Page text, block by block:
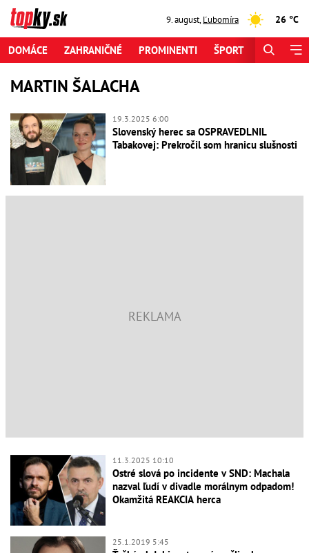
9. august,Ľubomíra 26 °C
DOMÁCE ZAHRANIČNÉ PROMINENTI ŠPORT
MARTIN ŠALACHA
19.3.2025 6:00
Slovenský herec sa OSPRAVEDLNIL
Tabakovej: Prekročil som hranicu slušnosti
11.3.2025 10:10
Ostré slová po incidente v SND: Machala
nazval ľudí v divadle morálnym odpadom!
Okamžitá REAKCIA herca
25.1.2019 5:45